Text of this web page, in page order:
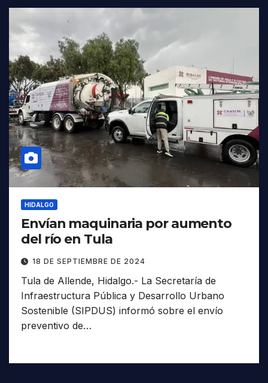
HIDALGO
Envían maquinaria por aumento
del río en Tula
18 DE SEPTIEMBRE DE 2024
Tula de Allende, Hidalgo.- La Secretaría de
Infraestructura Pública y Desarrollo Urbano
Sostenible (SIPDUS) informó sobre el envío
preventivo de…